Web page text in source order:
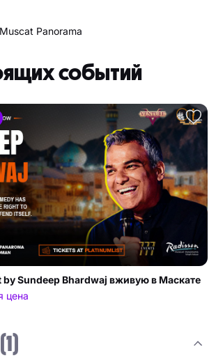
Panorama
событий
by Sundeep Bhardwaj вживую в Маскате
цена
(1)